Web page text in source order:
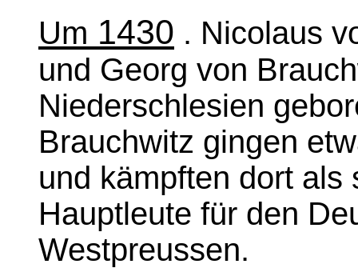
Um 1430 . Nicolaus
und Georg von
Niederschlesien
Brauchwitz gingen
und kämpften dort als
Hauptleute für den
Westpreussen.